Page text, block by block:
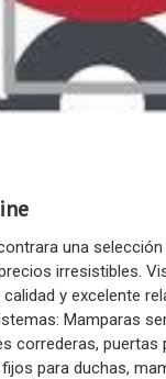
una
irresistibles.
y excelente
Mamparas
correderas, puertas
para duchas,